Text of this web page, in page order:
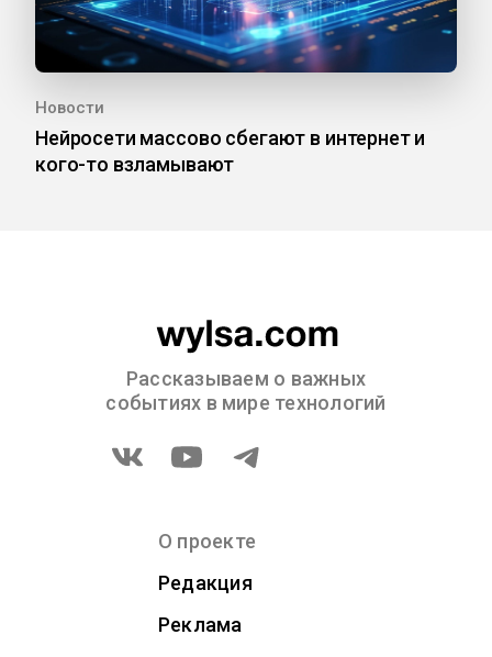
Новости
Нейросети массово сбегают в интернет и
кого-то взламывают
Рассказываем о важных
событиях в мире технологий
О проекте
Редакция
Реклама